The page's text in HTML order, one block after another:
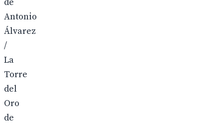
Antonio
Álvarez
/
La
Torre
del
Oro
de